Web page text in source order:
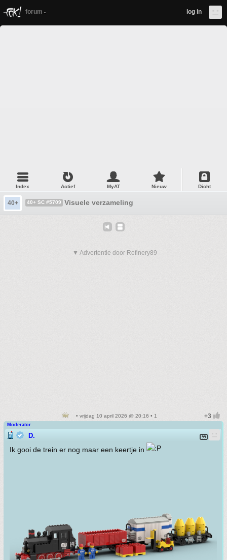
forum log in
Index Actief MyAT Nieuw Dicht
40+ 40+ SC #5709 Visuele verzameling
▼ Advertentie door Refinery89
• vrijdag 10 april 2026 @ 20:16 • 1
Moderator
D.
Ik gooi de trein er nog maar een keertje in